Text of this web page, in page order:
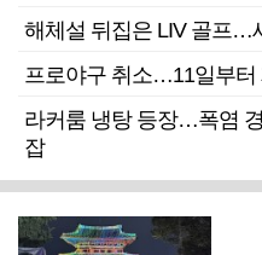
해체설 뒤집은 LIV 골프…
프로야구 취소…11일부터
라커룸 냉탕 등장…폭염
잡